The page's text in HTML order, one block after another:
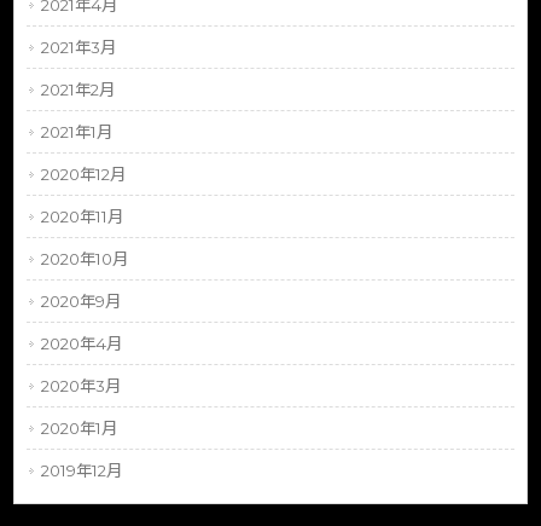
2021年4月
2021年3月
2021年2月
2021年1月
2020年12月
2020年11月
2020年10月
2020年9月
2020年4月
2020年3月
2020年1月
2019年12月